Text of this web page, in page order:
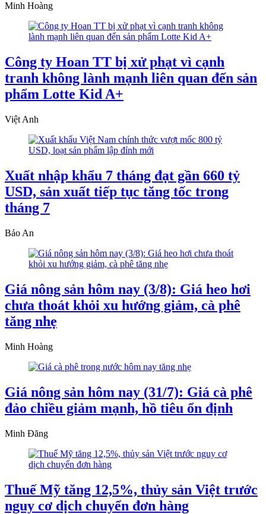
Minh Hoàng
Công ty Hoan TT bị xử phạt vì cạnh
tranh không lành mạnh liên quan đến sản
phẩm Lotte Kid A+
Việt Anh
Xuất nhập khẩu 7 tháng đạt gần 660 tỷ
USD, sản xuất tiếp tục tăng tốc trong
tháng 7
Bảo An
Giá nông sản hôm nay (3/8): Giá heo hơi
chưa thoát khỏi xu hướng giảm, cà phê
tăng nhẹ
Minh Hoàng
Giá nông sản hôm nay (31/7): Giá cà phê
đảo chiều giảm mạnh, hồ tiêu ổn định
Minh Đăng
Thuế Mỹ tăng 12,5%, thủy sản Việt trước
nguy cơ dịch chuyển đơn hàng